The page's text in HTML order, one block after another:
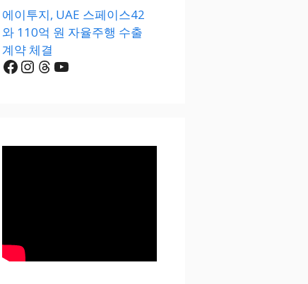
에이투지, UAE 스페이스42
와 110억 원 자율주행 수출
계약 체결
Facebook
Instagram
Threads
YouTube